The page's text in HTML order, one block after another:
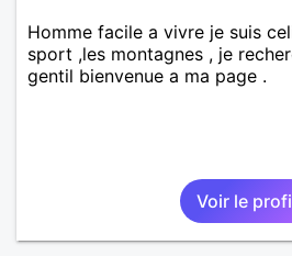
Homme facile a vivre je suis
sport ,les montagnes , je
gentil bienvenue a ma page .
Voir le